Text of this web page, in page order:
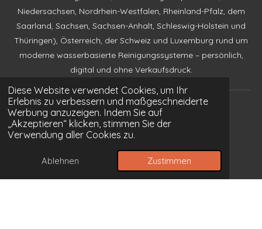
Diese Website verwendet Cookies, um Ihr
Erlebnis zu verbessern und maßgeschneiderte
Werbung anzuzeigen. Indem Sie auf
„Akzeptieren“ klicken, stimmen Sie der
Verwendung aller Cookies zu.
Ablehnen Zustimmen
Niedersachsen, Nordrhein-Westfalen, Rheinland-Pfalz, dem
Saarland, Sachsen, Sachsen-Anhalt, Schleswig-Holstein und
Thüringen), Österreich, der Schweiz und Luxemburg rund um
moderne wasserbasierte Reinigungssysteme – persönlich,
digital und ohne Verkaufsdruck.
Impressum
Datenschutzerklärung
Allgemeine Geschäftsbedingungen